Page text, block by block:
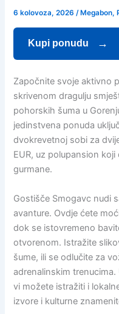
6 kolovoza, 2026/ Megabon,
Kupi ponudu
Započnite svoje aktivno
skrivenom dragulju
pohorskih šuma u
jedinstvena ponuda
dvokrevetnoj sobi za
EUR, uz polupansion
gurmane.
Gostišče Smogavc nudi
avanture. Ovdje ćete
dok se istovremeno
otvorenom. Istražite
šume, ili se odlučite za
adrenalinskim
vi možete istražiti i
izvore i kulturne